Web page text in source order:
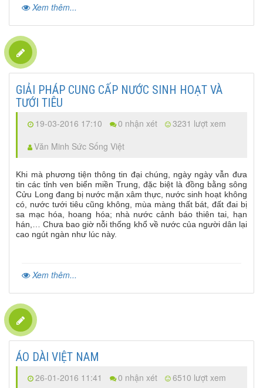
Xem thêm...
GIẢI PHÁP CUNG CẤP NƯỚC SINH HOẠT VÀ
TƯỚI TIÊU
19-03-2016 17:10 0 nhận xét
3231 lượt xem
Văn Minh Sức Sống Việt
Khi mà phương tiện thông tin đại chúng, ngày ngày vẫn đưa
tin các tỉnh ven biển miền Trung, đặc biệt là đồng bằng sông
Cửu Long đang bị nước mặn xâm thực, nước sinh hoạt không
có, nước tưới tiêu cũng không, mùa màng thất bát, đất đai bị
sa mạc hóa, hoang hóa; nhà nước cảnh báo thiên tai, hạn
hán,… Chưa bao giờ nỗi thống khổ về nước của người dân lại
cao ngút ngàn như lúc này.
Xem thêm...
ÁO DÀI VIỆT NAM
26-01-2016 11:41 0 nhận xét
6510 lượt xem